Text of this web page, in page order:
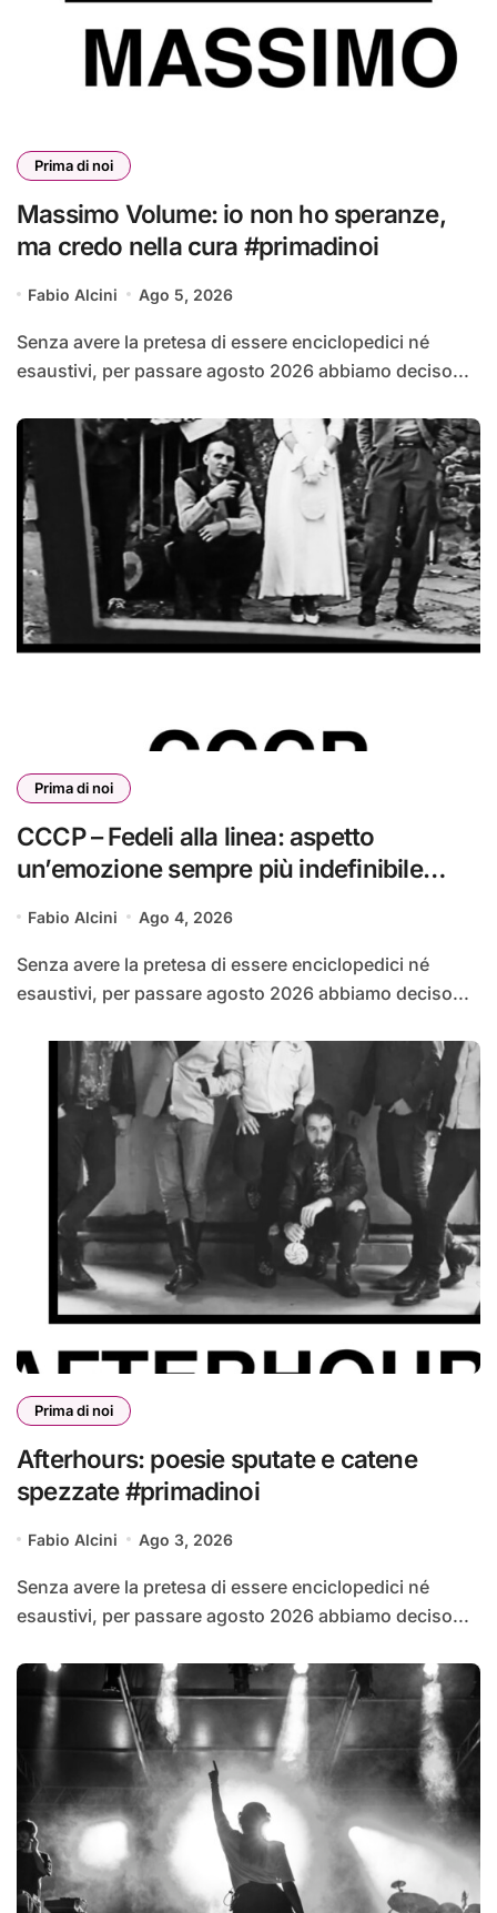
Prima di noi
Massimo Volume: io non ho speranze,
ma credo nella cura #primadinoi
Fabio Alcini Ago 5, 2026
Senza avere la pretesa di essere enciclopedici né
esaustivi, per passare agosto 2026 abbiamo deciso...
Prima di noi
CCCP – Fedeli alla linea: aspetto
un’emozione sempre più indefinibile
Fabio Alcini Ago 4, 2026
Senza avere la pretesa di essere enciclopedici né
esaustivi, per passare agosto 2026 abbiamo deciso...
Prima di noi
Afterhours: poesie sputate e catene
spezzate #primadinoi
Fabio Alcini Ago 3, 2026
Senza avere la pretesa di essere enciclopedici né
esaustivi, per passare agosto 2026 abbiamo deciso...